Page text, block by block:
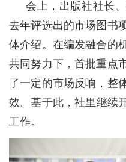
会上，出版社社长
去年评选出的市场图书
体介绍。在编发融合的
共同努力下，首批重点
了一定的市场反响，整
效。基于此，社里继续
工作。